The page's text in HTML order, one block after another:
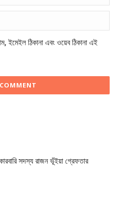
ইমেইল ঠিকানা এবং ওয়েব ঠিকানা এই
সদস্য রাজন ভূঁইয়া গ্রেফতার